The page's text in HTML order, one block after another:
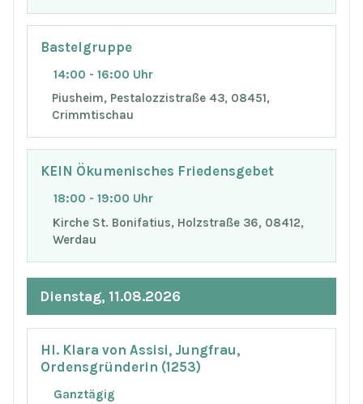
Bastelgruppe
14:00 - 16:00 Uhr
Piusheim, Pestalozzistraße 43, 08451,
Crimmtischau
KEIN Ökumenisches Friedensgebet
18:00 - 19:00 Uhr
Kirche St. Bonifatius, Holzstraße 36, 08412,
Werdau
Dienstag, 11.08.2026
Hl. Klara von Assisi, Jungfrau,
Ordensgründerin (1253)
Ganztägig